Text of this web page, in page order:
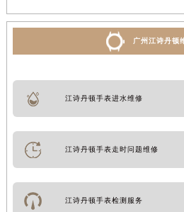
广州江诗丹顿
江诗丹顿手表进水维修
江诗丹顿手表走时问题维修
江诗丹顿手表检测服务